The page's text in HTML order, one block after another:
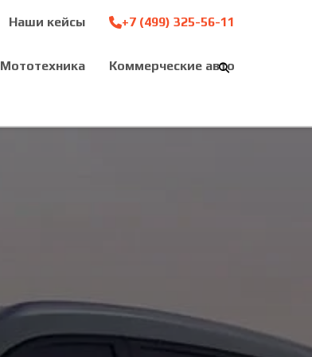
+7 (499) 325-56-11
Наши кейсы
Коммерческие авто
Мототехника